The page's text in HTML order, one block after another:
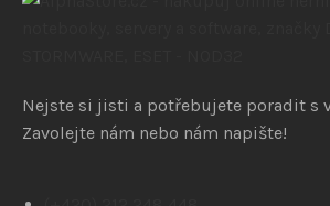
Nejste si jisti a potřebujete poradit s
Zavolejte nám nebo nám napište!